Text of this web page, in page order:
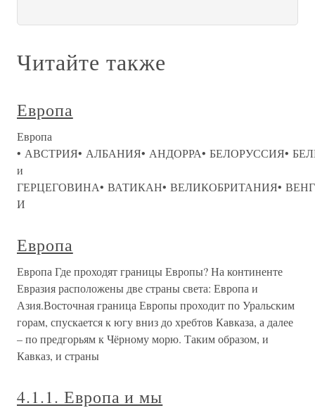
Читайте также
Европа
Европа
• АВСТРИЯ• АЛБАНИЯ• АНДОРРА• БЕЛОРУССИЯ•
и
ГЕРЦЕГОВИНА• ВАТИКАН• ВЕЛИКОБРИТАНИЯ•
И
Европа
Европа Где проходят границы Европы? На континенте
Евразия расположены две страны света: Европа и
Азия.Восточная граница Европы проходит по Уральским
горам, спускается к югу вниз до хребтов Кавказа, а далее
– по предгорьям к Чёрному морю. Таким образом, и
Кавказ, и страны
4.1.1. Европа и мы